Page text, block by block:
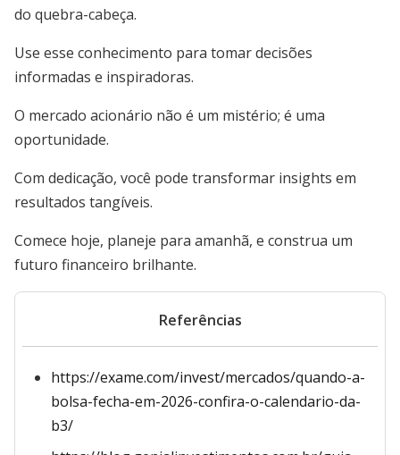
do quebra-cabeça.
Use esse conhecimento para tomar decisões
informadas e inspiradoras.
O mercado acionário não é um mistério; é uma
oportunidade.
Com dedicação, você pode transformar insights em
resultados tangíveis.
Comece hoje, planeje para amanhã, e construa um
futuro financeiro brilhante.
Referências
https://exame.com/invest/mercados/quando-a-
bolsa-fecha-em-2026-confira-o-calendario-da-
b3/